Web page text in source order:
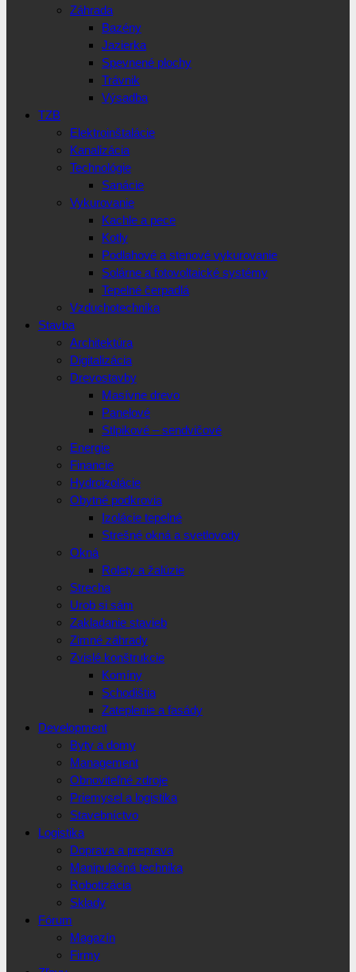
Záhrada
Bazény
Jazierka
Spevnené plochy
Trávnik
Výsadba
TZB
Elektroinštalácie
Kanalizácia
Technológie
Sanácie
Vykurovanie
Kachle a pece
Kotly
Podlahové a stenové vykurovanie
Solárne a fotovoltaické systémy
Tepelné čerpadlá
Vzduchotechnika
Stavba
Architektúra
Digitalizácia
Drevostavby
Masívne drevo
Panelové
Stlpikové – sendvičové
Energie
Financie
Hydroizolácie
Obytné podkrovia
Izolácie tepelné
Strešné okná a svetlovody
Okná
Rolety a žalúzie
Strecha
Urob si sám
Zakladanie stavieb
Zimné záhrady
Zvislé konštrukcie
Komíny
Schodištia
Zateplenie a fasády
Development
Byty a domy
Management
Obnoviteľné zdroje
Priemysel a logistika
Stavebníctvo
Logistika
Doprava a preprava
Manipulačná technika
Robotizácia
Sklady
Fórum
Magazín
Firmy